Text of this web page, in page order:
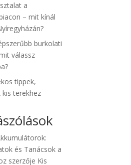
a
– mit kínál
burkolati
válassz
tippek,
kis terekhez
és Tanácsok a
szerzője Kis